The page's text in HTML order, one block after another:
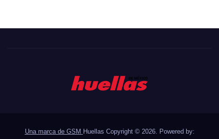
Una marca de GSM Huellas Copyright © 2026. Powered by: